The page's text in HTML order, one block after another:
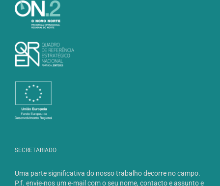
SECRETARIADO
Uma parte significativa do nosso trabalho decorre no campo.
P.f. envie-nos um e-mail com o seu nome, contacto e assunto e